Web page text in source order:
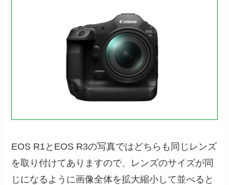
EOS R1とEOS R3の写真ではどちらも同じレンズ
を取り付けてありますので、レンズのサイズが同
じになるように画像全体を拡大縮小して並べると